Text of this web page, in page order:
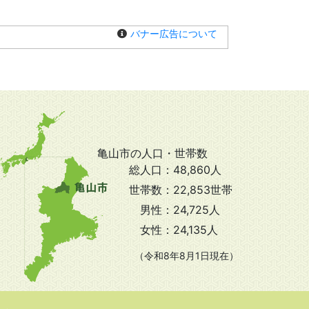
バナー広告について
亀山市の人口・世帯数
総人口： 48,860人
世帯数： 22,853世帯
男性： 24,725人
女性： 24,135人
（令和8年8月1日現在）